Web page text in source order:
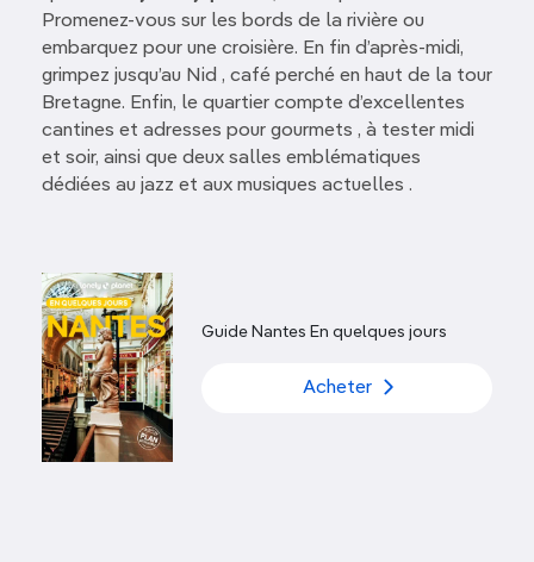
Promenez-vous sur les bords de la rivière ou
embarquez pour une croisière. En fin d’après-midi,
grimpez jusqu’au Nid , café perché en haut de la tour
Bretagne. Enfin, le quartier compte d’excellentes
cantines et adresses pour gourmets , à tester midi
et soir, ainsi que deux salles emblématiques
dédiées au jazz et aux musiques actuelles .
Guide Nantes En quelques jours
Acheter